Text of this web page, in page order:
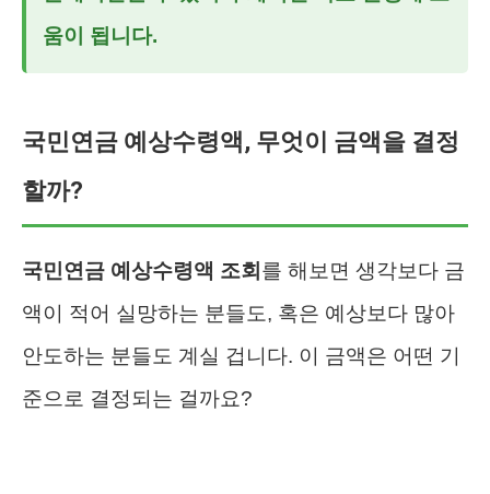
움이 됩니다.
국민연금 예상수령액, 무엇이 금액을 결정
할까?
국민연금 예상수령액 조회 를 해보면 생각보다 금
액이 적어 실망하는 분들도, 혹은 예상보다 많아
안도하는 분들도 계실 겁니다. 이 금액은 어떤 기
준으로 결정되는 걸까요?